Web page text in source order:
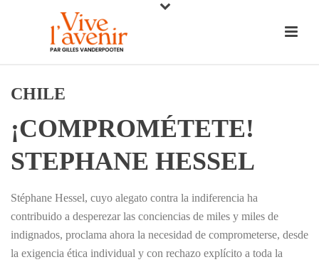
CHILE
¡COMPROMÉTETE!
STEPHANE HESSEL
Stéphane Hessel, cuyo alegato contra la indiferencia ha
contribuido a desperezar las conciencias de miles y miles de
indignados, proclama ahora la necesidad de comprometerse, desde
la exigencia ética individual y con rechazo explícito a toda la